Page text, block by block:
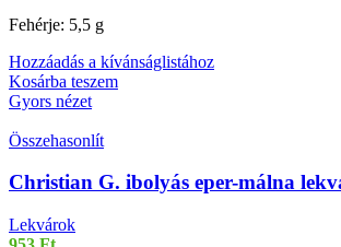
Fehérje: 5,5 g
Hozzáadás a kívánságlistához
Kosárba teszem
Gyors nézet
Összehasonlít
Christian G. ibolyás eper-málna
Lekvárok